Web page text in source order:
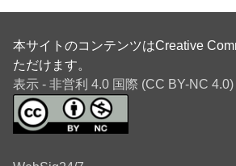
本サイトのコンテンツはCreative
ただけます。
表示 - 非営利 4.0 国際 (CC BY-NC 4.0)